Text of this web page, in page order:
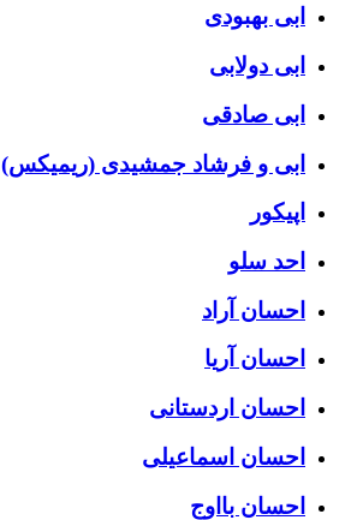
ابی بهبودی
ابی دولابی
ابی صادقی
ابی و فرشاد جمشیدی (ریمیکس)
اپیکور
احد سلو
احسان آراد
احسان آریا
احسان اردستانی
احسان اسماعیلی
احسان بااوج